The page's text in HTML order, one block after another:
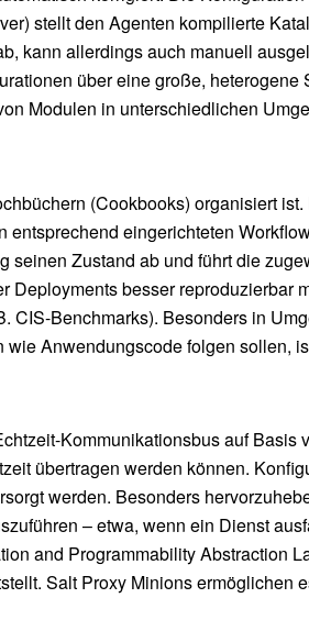
stellt den Agenten kompilierte
kann allerdings auch manuell
über eine große,
Modulen in unterschiedlichen
(Cookbooks) organisiert
eingerichteten
Zustand ab und führt die
besser reproduzierbar
Benchmarks). Besonders in
Anwendungscode folgen sollen,
Kommunikationsbus auf Basis
übertragen werden können.
werden. Besonders
– etwa, wenn ein Dienst
and Programmability Abstraction
Salt Proxy Minions ermöglichen